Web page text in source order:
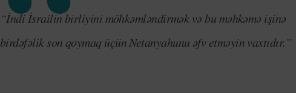
“İndi İsrailin birliyini möhkəmləndirmək və bu məhkəmə işinə
birdəfəlik son qoymaq üçün Netanyahunu əfv etməyin vaxtıdır.”